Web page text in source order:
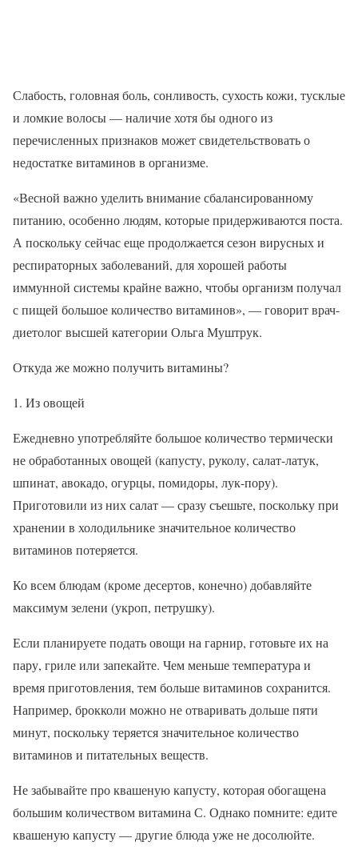
Слабость, головная боль, сонливость, сухость кожи, тусклые
и ломкие волосы — наличие хотя бы одного из
перечисленных признаков может свидетельствовать о
недостатке витаминов в организме.
«Весной важно уделить внимание сбалансированному
питанию, особенно людям, которые придерживаются поста.
А поскольку сейчас еще продолжается сезон вирусных и
респираторных заболеваний, для хорошей работы
иммунной системы крайне важно, чтобы организм получал
с пищей большое количество витаминов», — говорит врач-
диетолог высшей категории Ольга Муштрук.
Откуда же можно получить витамины?
1. Из овощей
Ежедневно употребляйте большое количество термически
не обработанных овощей (капусту, руколу, салат-латук,
шпинат, авокадо, огурцы, помидоры, лук-пору).
Приготовили из них салат — сразу съешьте, поскольку при
хранении в холодильнике значительное количество
витаминов потеряется.
Ко всем блюдам (кроме десертов, конечно) добавляйте
максимум зелени (укроп, петрушку).
Если планируете подать овощи на гарнир, готовьте их на
пару, гриле или запекайте. Чем меньше температура и
время приготовления, тем больше витаминов сохранится.
Например, брокколи можно не отваривать дольше пяти
минут, поскольку теряется значительное количество
витаминов и питательных веществ.
Не забывайте про квашеную капусту, которая обогащена
большим количеством витамина С. Однако помните: едите
квашеную капусту — другие блюда уже не досолюйте.